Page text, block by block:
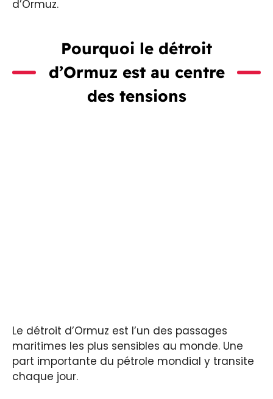
d’Ormuz.
Pourquoi le détroit
d’Ormuz est au centre
des tensions
Le détroit d’Ormuz est l’un des passages
maritimes les plus sensibles au monde. Une
part importante du pétrole mondial y transite
chaque jour.